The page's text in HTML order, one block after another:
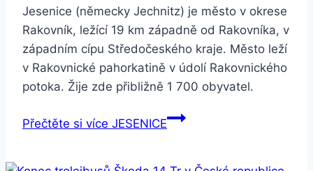
Jesenice (německy Jechnitz) je město v okrese
Rakovník, ležící 19 km západně od Rakovníka, v
západním cípu Středočeského kraje. Město leží
v Rakovnické pahorkatině v údolí Rakovnického
potoka. Žije zde přibližně 1 700 obyvatel.
Přečtěte si více JESENICE